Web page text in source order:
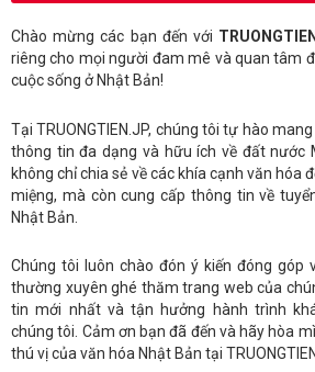
Chào mừng các bạn đến với
riêng cho mọi người đam mê và quan tâm
cuộc sống ở Nhật Bản!
Tại TRUONGTIEN.JP, chúng tôi tự hào
thông tin đa dạng và hữu ích về đất nước
không chỉ chia sẻ về các khía cạnh văn hóa
miệng, mà còn cung cấp thông tin về
Nhật Bản.
Chúng tôi luôn chào đón ý kiến đóng góp
thường xuyên ghé thăm trang web của
tin mới nhất và tận hưởng hành trình
chúng tôi. Cảm ơn bạn đã đến và hãy hòa
thú vị của văn hóa Nhật Bản tại